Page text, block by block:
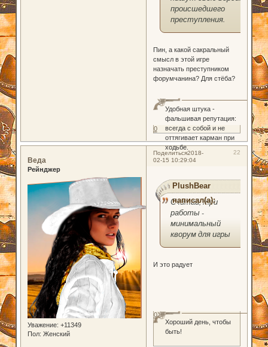
происшедшего
преступления.
Пин, а какой сакральный
смысл в этой игре
назначать преступником
форумчанина? Для стёба?
Удобная штука -
фальшивая репутация:
всегда с собой и не
оттягивает карман при
ходьбе.
0
Поделиться 22
2018-
02-15 10:29:04
Веда
Рейнджер
Уважение: +11349
Пол: Женский
PlushBear
написал(а):
Считай, три
работы -
минимальный
кворум для игры
И это радует
Хороший день, чтобы
быть!
0